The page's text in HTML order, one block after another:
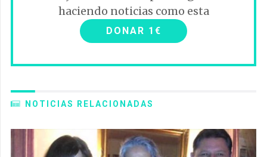
haciendo noticias como esta
DONAR 1€
NOTICIAS RELACIONADAS